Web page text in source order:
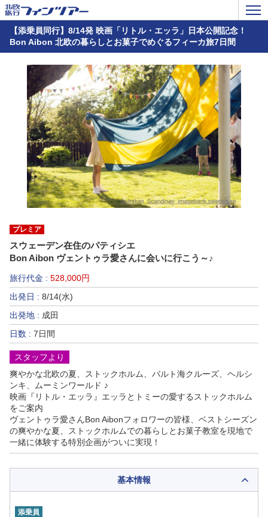
【添乗員同行】8/14発 映画「リトル・エッラ」日本公開記念！
Bon Aibon 北欧の暮らしとお菓子でめぐるフィーカ旅7日間
プレミア
スウェーデン在住のパティシエ
Bon Aibon ヴェントゥラ愛さんに会いに行こう～♪
旅行代金 : 528,000円
出発日 : 8/14(水)
出発地 : 成田
日数 : 7日間
スタッフより
爽やかな北欧の夏、ストックホルム、バルト海クルーズ、ヘルシ
ンキ、ムーミンワールド ♪
映画『リトル・エッラ』エッラとトミーの愛するストックホルム
をご案内
ヴェントゥラ愛さんBon Aibonフォロワーの皆様、ベストシーズン
の爽やかな夏、ストックホルムでの暮らしとお菓子教室を現地で
一緒に体験する特別企画がついに実現！
基本情報
添乗員